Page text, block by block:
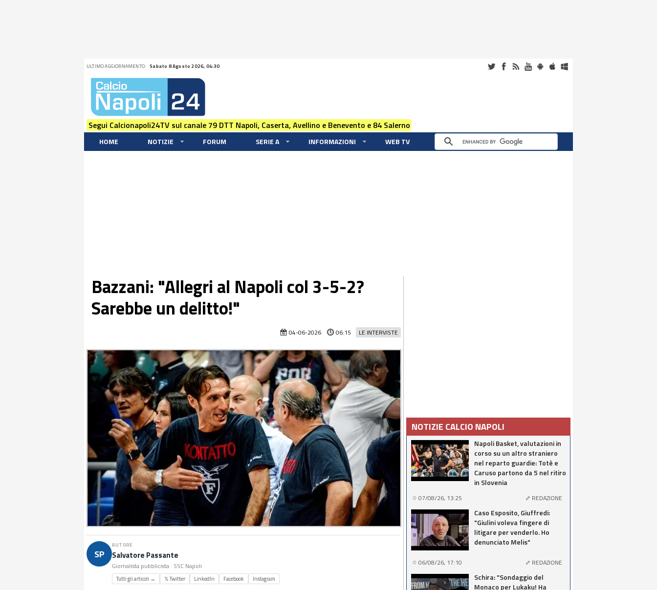
ULTIMO AGGIORNAMENTO: Sabato 8 Agosto 2026, 04:30
Segui Calcionapoli24TV sul canale 79 DTT Napoli, Caserta, Avellino e Benevento e 84 Salerno
HOME NOTIZIE FORUM SERIE A INFORMAZIONI WEB TV
Bazzani: "Allegri al Napoli col 3-5-2?
Sarebbe un delitto!"
LE INTERVISTE
04-06-2026 06:15
SP
AUTORE
Salvatore Passante
Giornalista pubblicista · SSC Napoli
Tutti gli articoli → 𝕏 Twitter LinkedIn Facebook Instagram
NOTIZIE CALCIO NAPOLI
Napoli Basket, valutazioni in
corso su un altro straniero
nel reparto guardie: Totè e
Caruso partono da 5 nel ritiro
in Slovenia
07/08/26, 13:25 REDAZIONE
Caso Esposito, Giuffredi:
"Giulini voleva fingere di
litigare per venderlo. Ho
denunciato Melis"
06/08/26, 17:10 REDAZIONE
Schira: "Sondaggio del
Monaco per Lukaku! Ha